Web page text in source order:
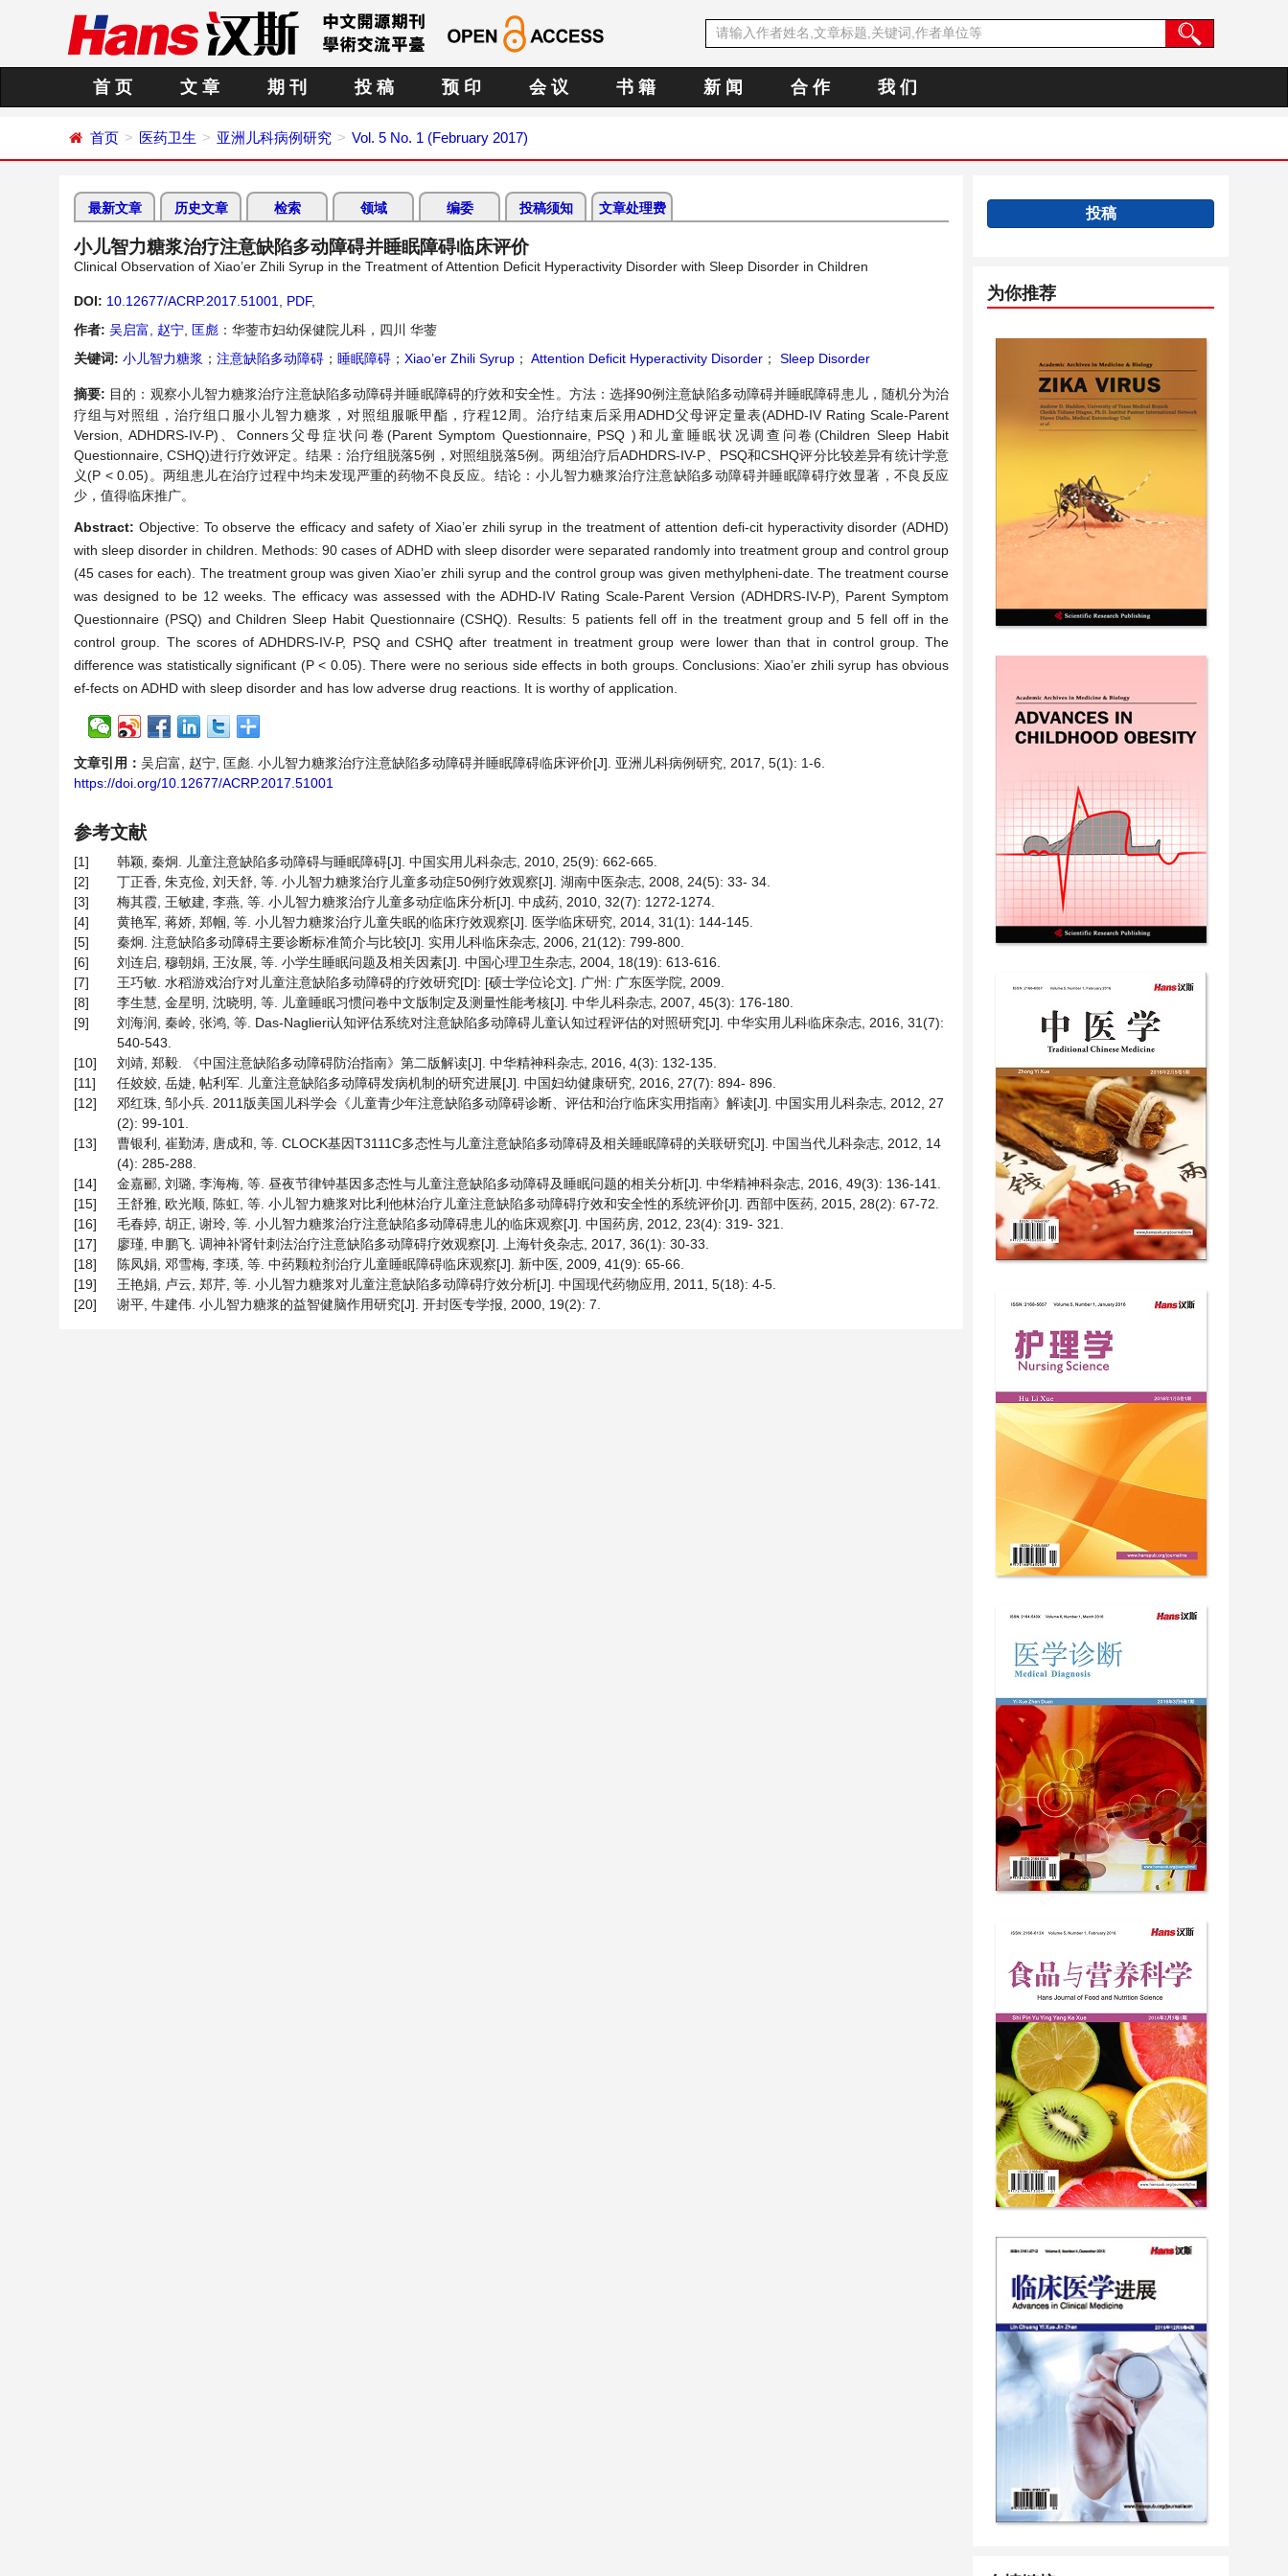
首 页 文 章 期 刊 投 稿 预 印 会 议 书 籍 新 闻 合 作 我 们
首页 医药卫生 亚洲儿科病例研究 Vol. 5 No. 1 (February 2017)
最新文章 历史文章 检索 领域 编委 投稿须知 文章处理费
小儿智力糖浆治疗注意缺陷多动障碍并睡眠障碍临床评价
Clinical Observation of Xiao’er Zhili Syrup in the Treatment of Attention Deficit Hyperactivity Disorder with Sleep Disorder in Children
DOI: 10.12677/ACRP.2017.51001 PDF,
作者: 吴启富 赵宁 匡彪 ：华蓥市妇幼保健院儿科，四川 华蓥
关键词: 小儿智力糖浆 ； 注意缺陷多动障碍 ； 睡眠障碍 ； Xiao’er Zhili Syrup ； Attention Deficit Hyperactivity Disorder ； Sleep Disorder
摘要: 目的：观察小儿智力糖浆治疗注意缺陷多动障碍并睡眠障碍的疗效和安全性。方法：选择90例注意缺陷多动障碍并睡眠障碍患儿，随机分为治
疗组与对照组，治疗组口服小儿智力糖浆，对照组服哌甲酯，疗程12周。治疗结束后采用ADHD父母评定量表(ADHD-IV Rating Scale-Parent
Version, ADHDRS-IV-P)、Conners父母症状问卷(Parent Symptom Questionnaire, PSQ )和儿童睡眠状况调查问卷(Children Sleep Habit
Questionnaire, CSHQ)进行疗效评定。结果：治疗组脱落5例，对照组脱落5例。两组治疗后ADHDRS-IV-P、PSQ和CSHQ评分比较差异有统计学意
义(P < 0.05)。两组患儿在治疗过程中均未发现严重的药物不良反应。结论：小儿智力糖浆治疗注意缺陷多动障碍并睡眠障碍疗效显著，不良反应
少，值得临床推广。
Abstract: Objective: To observe the efficacy and safety of Xiao’er zhili syrup in the treatment of attention defi-cit hyperactivity disorder (ADHD)
with sleep disorder in children. Methods: 90 cases of ADHD with sleep disorder were separated randomly into treatment group and control group
(45 cases for each). The treatment group was given Xiao’er zhili syrup and the control group was given methylpheni-date. The treatment course
was designed to be 12 weeks. The efficacy was assessed with the ADHD-IV Rating Scale-Parent Version (ADHDRS-IV-P), Parent Symptom
Questionnaire (PSQ) and Children Sleep Habit Questionnaire (CSHQ). Results: 5 patients fell off in the treatment group and 5 fell off in the
control group. The scores of ADHDRS-IV-P, PSQ and CSHQ after treatment in treatment group were lower than that in control group. The
difference was statistically significant (P < 0.05). There were no serious side effects in both groups. Conclusions: Xiao’er zhili syrup has obvious
ef-fects on ADHD with sleep disorder and has low adverse drug reactions. It is worthy of application.
文章引用： 吴启富, 赵宁, 匡彪. 小儿智力糖浆治疗注意缺陷多动障碍并睡眠障碍临床评价[J]. 亚洲儿科病例研究, 2017, 5(1): 1-6.
https://doi.org/10.12677/ACRP.2017.51001
参考文献
[1]
韩颖, 秦炯. 儿童注意缺陷多动障碍与睡眠障碍[J]. 中国实用儿科杂志, 2010, 25(9): 662-665.
[2]
丁正香, 朱克俭, 刘天舒, 等. 小儿智力糖浆治疗儿童多动症50例疗效观察[J]. 湖南中医杂志, 2008, 24(5): 33- 34.
[3]
梅其霞, 王敏建, 李燕, 等. 小儿智力糖浆治疗儿童多动症临床分析[J]. 中成药, 2010, 32(7): 1272-1274.
[4]
黄艳军, 蒋娇, 郑帼, 等. 小儿智力糖浆治疗儿童失眠的临床疗效观察[J]. 医学临床研究, 2014, 31(1): 144-145.
[5]
秦炯. 注意缺陷多动障碍主要诊断标准简介与比较[J]. 实用儿科临床杂志, 2006, 21(12): 799-800.
[6]
刘连启, 穆朝娟, 王汝展, 等. 小学生睡眠问题及相关因素[J]. 中国心理卫生杂志, 2004, 18(19): 613-616.
[7]
王巧敏. 水稻游戏治疗对儿童注意缺陷多动障碍的疗效研究[D]: [硕士学位论文]. 广州: 广东医学院, 2009.
[8]
李生慧, 金星明, 沈晓明, 等. 儿童睡眠习惯问卷中文版制定及测量性能考核[J]. 中华儿科杂志, 2007, 45(3): 176-180.
[9]
刘海润, 秦岭, 张鸿, 等. Das-Naglieri认知评估系统对注意缺陷多动障碍儿童认知过程评估的对照研究[J]. 中华实用儿科临床杂志, 2016, 31(7):
540-543.
[10]
刘靖, 郑毅. 《中国注意缺陷多动障碍防治指南》第二版解读[J]. 中华精神科杂志, 2016, 4(3): 132-135.
[11]
任姣姣, 岳婕, 帖利军. 儿童注意缺陷多动障碍发病机制的研究进展[J]. 中国妇幼健康研究, 2016, 27(7): 894- 896.
[12]
邓红珠, 邹小兵. 2011版美国儿科学会《儿童青少年注意缺陷多动障碍诊断、评估和治疗临床实用指南》解读[J]. 中国实用儿科杂志, 2012, 27
(2): 99-101.
[13]
曹银利, 崔勤涛, 唐成和, 等. CLOCK基因T3111C多态性与儿童注意缺陷多动障碍及相关睡眠障碍的关联研究[J]. 中国当代儿科杂志, 2012, 14
(4): 285-288.
[14]
金嘉郦, 刘璐, 李海梅, 等. 昼夜节律钟基因多态性与儿童注意缺陷多动障碍及睡眠问题的相关分析[J]. 中华精神科杂志, 2016, 49(3): 136-141.
[15]
王舒雅, 欧光顺, 陈虹, 等. 小儿智力糖浆对比利他林治疗儿童注意缺陷多动障碍疗效和安全性的系统评价[J]. 西部中医药, 2015, 28(2): 67-72.
[16]
毛春婷, 胡正, 谢玲, 等. 小儿智力糖浆治疗注意缺陷多动障碍患儿的临床观察[J]. 中国药房, 2012, 23(4): 319- 321.
[17]
廖瑾, 申鹏飞. 调神补肾针刺法治疗注意缺陷多动障碍疗效观察[J]. 上海针灸杂志, 2017, 36(1): 30-33.
[18]
陈凤娟, 邓雪梅, 李瑛, 等. 中药颗粒剂治疗儿童睡眠障碍临床观察[J]. 新中医, 2009, 41(9): 65-66.
[19]
王艳娟, 卢云, 郑芹, 等. 小儿智力糖浆对儿童注意缺陷多动障碍疗效分析[J]. 中国现代药物应用, 2011, 5(18): 4-5.
[20]
谢平, 牛建伟. 小儿智力糖浆的益智健脑作用研究[J]. 开封医专学报, 2000, 19(2): 7.
投稿
为你推荐